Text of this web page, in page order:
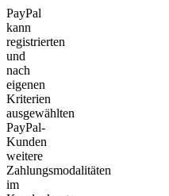
PayPal
kann
registrierten
und
nach
eigenen
Kriterien
ausgewählten
PayPal-
Kunden
weitere
Zahlungsmodalitäten
im